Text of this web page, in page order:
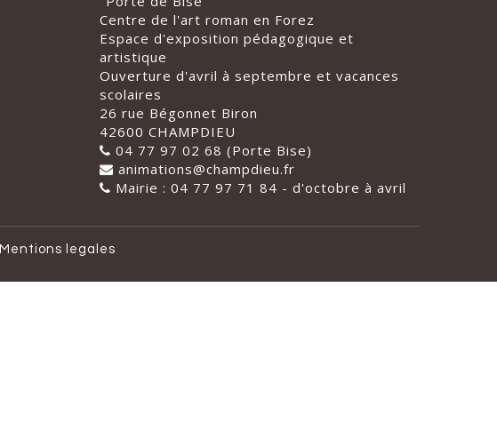
Centre de l'art roman en Forez
Espace d'exposition pédagogique et
artistique
Ouverture d'avril à septembre et vacances
scolaires
26 rue Bégonnet Biron
42600 CHAMPDIEU
04 77 97 02 68 (Porte Bise)
animations@champdieu.fr
Mairie : 04 77 97 71 84 - d'octobre à avril
Mentions legales